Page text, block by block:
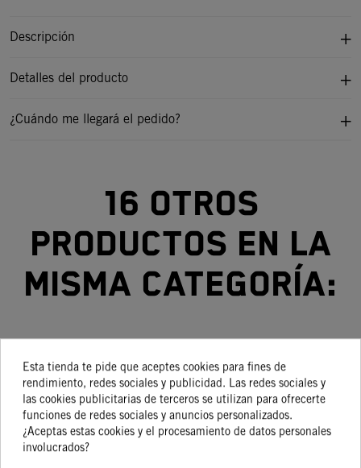
Descripción
Detalles del producto
¿Cuándo me llegará el pedido?
16 otros
productos en la
misma categoría:
-15%
DISCO
DELANTERO
99,04 €
-15%
KIT
TRANSMISIÓN
14/49 KTM
-15%
Maneta
De
-15%
Maneta
De
Embrague
Esta tienda te pide que aceptes cookies para fines de
rendimiento, redes sociales y publicidad. Las redes sociales y
las cookies publicitarias de terceros se utilizan para ofrecerte
funciones de redes sociales y anuncios personalizados.
¿Aceptas estas cookies y el procesamiento de datos personales
involucrados?